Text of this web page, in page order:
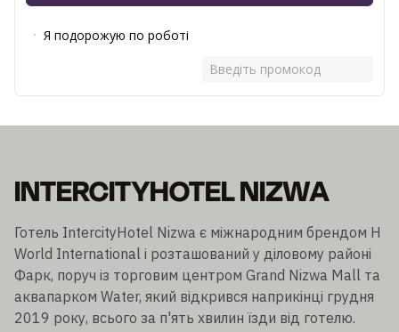
Я подорожую по роботі
Введіть промокод
INTERCITYHOTEL NIZWA
Готель IntercityHotel Nizwa є міжнародним брендом H
World International і розташований у діловому районі
Фарк, поруч із торговим центром Grand Nizwa Mall та
аквапарком Water, який відкрився наприкінці грудня
2019 року, всього за п'ять хвилин їзди від готелю.